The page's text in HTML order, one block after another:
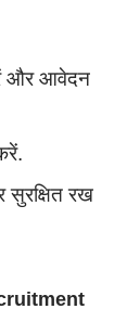
और आवेदन
रख